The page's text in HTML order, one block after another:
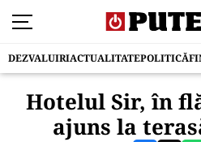
DEZVALUIRIACTUALITATEPOLITICĂ
Hotelul Sir, în
ajuns la